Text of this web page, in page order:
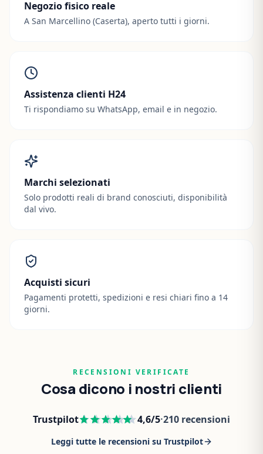
Negozio fisico reale
A San Marcellino (Caserta), aperto tutti i giorni.
Assistenza clienti H24
Ti rispondiamo su WhatsApp, email e in negozio.
Marchi selezionati
Solo prodotti reali di brand conosciuti, disponibilità
dal vivo.
Acquisti sicuri
Pagamenti protetti, spedizioni e resi chiari fino a 14
giorni.
RECENSIONI VERIFICATE
Cosa dicono i nostri clienti
Trustpilot 4,6/5·210 recensioni
Leggi tutte le recensioni su Trustpilot